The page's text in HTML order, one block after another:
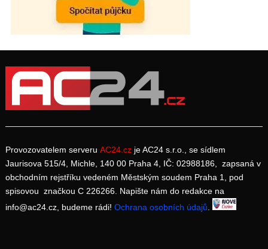
Provozovatelem serveru AC24.cz je AC24 s.r.o., se sídlem
Jaurisova 515/4, Michle, 140 00 Praha 4, IČ: 02988186, zapsaná v
obchodním rejstříku vedeném Městským soudem Praha 1, pod
spisovou značkou C 226266. Napište nám do redakce na
info@ac24.cz, budeme rádi! Ochrana osobních údajů.